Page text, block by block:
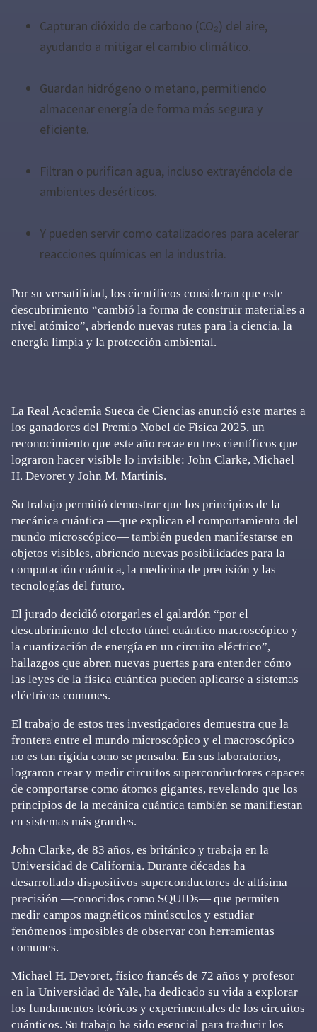
Capturan dióxido de carbono (CO₂) del aire,
ayudando a mitigar el cambio climático.
Guardan hidrógeno o metano, permitiendo
almacenar energía de forma más segura y
eficiente.
Filtran o purifican agua, incluso extrayéndola de
ambientes desérticos.
Y pueden servir como catalizadores para acelerar
reacciones químicas en la industria.
Por su versatilidad, los científicos consideran que este
descubrimiento “cambió la forma de construir materiales a
nivel atómico”, abriendo nuevas rutas para la ciencia, la
energía limpia y la protección ambiental.
La Real Academia Sueca de Ciencias anunció este martes a
los ganadores del Premio Nobel de Física 2025, un
reconocimiento que este año recae en tres científicos que
lograron hacer visible lo invisible: John Clarke, Michael
H. Devoret y John M. Martinis.
Su trabajo permitió demostrar que los principios de la
mecánica cuántica —que explican el comportamiento del
mundo microscópico— también pueden manifestarse en
objetos visibles, abriendo nuevas posibilidades para la
computación cuántica, la medicina de precisión y las
tecnologías del futuro.
El jurado decidió otorgarles el galardón “por el
descubrimiento del efecto túnel cuántico macroscópico y
la cuantización de energía en un circuito eléctrico”,
hallazgos que abren nuevas puertas para entender cómo
las leyes de la física cuántica pueden aplicarse a sistemas
eléctricos comunes.
El trabajo de estos tres investigadores demuestra que la
frontera entre el mundo microscópico y el macroscópico
no es tan rígida como se pensaba. En sus laboratorios,
lograron crear y medir circuitos superconductores capaces
de comportarse como átomos gigantes, revelando que los
principios de la mecánica cuántica también se manifiestan
en sistemas más grandes.
John Clarke, de 83 años, es británico y trabaja en la
Universidad de California. Durante décadas ha
desarrollado dispositivos superconductores de altísima
precisión —conocidos como SQUIDs— que permiten
medir campos magnéticos minúsculos y estudiar
fenómenos imposibles de observar con herramientas
comunes.
Michael H. Devoret, físico francés de 72 años y profesor
en la Universidad de Yale, ha dedicado su vida a explorar
los fundamentos teóricos y experimentales de los circuitos
cuánticos. Su trabajo ha sido esencial para traducir los